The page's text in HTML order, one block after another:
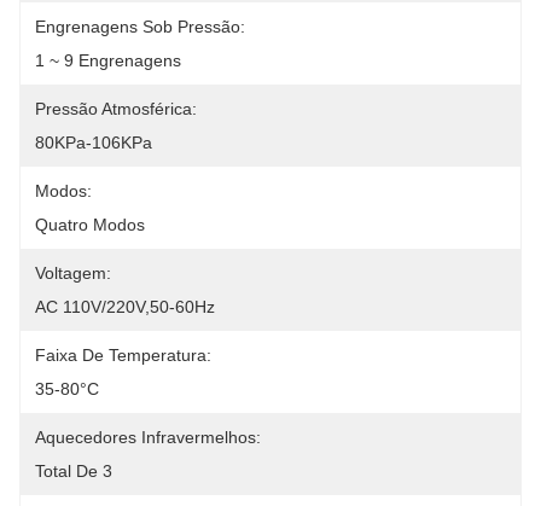
Engrenagens Sob Pressão:
1 ~ 9 Engrenagens
Pressão Atmosférica:
80KPa-106KPa
Modos:
Quatro Modos
Voltagem:
AC 110V/220V,50-60Hz
Faixa De Temperatura:
35-80°C
Aquecedores Infravermelhos:
Total De 3